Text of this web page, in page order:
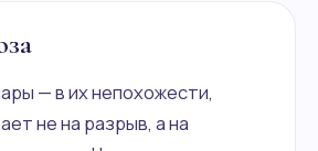
— в их непохожести,
не на разрыв, а на